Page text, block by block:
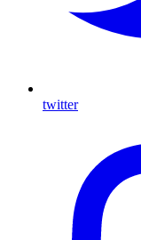
twitter